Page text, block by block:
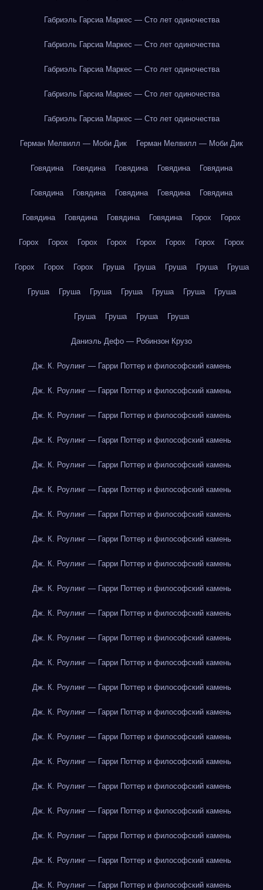
Габриэль Гарсиа Маркес — Сто лет одиночества
Габриэль Гарсиа Маркес — Сто лет одиночества
Габриэль Гарсиа Маркес — Сто лет одиночества
Габриэль Гарсиа Маркес — Сто лет одиночества
Габриэль Гарсиа Маркес — Сто лет одиночества
Герман Мелвилл — Моби Дик Герман Мелвилл — Моби Дик
Говядина Говядина Говядина Говядина Говядина
Говядина Говядина Говядина Говядина Говядина
Говядина Говядина Говядина Говядина Горох Горох
Горох Горох Горох Горох Горох Горох Горох Горох
Горох Горох Горох Груша Груша Груша Груша Груша
Груша Груша Груша Груша Груша Груша Груша
Груша Груша Груша Груша
Даниэль Дефо — Робинзон Крузо
Дж. К. Роулинг — Гарри Поттер и философский камень
Дж. К. Роулинг — Гарри Поттер и философский камень
Дж. К. Роулинг — Гарри Поттер и философский камень
Дж. К. Роулинг — Гарри Поттер и философский камень
Дж. К. Роулинг — Гарри Поттер и философский камень
Дж. К. Роулинг — Гарри Поттер и философский камень
Дж. К. Роулинг — Гарри Поттер и философский камень
Дж. К. Роулинг — Гарри Поттер и философский камень
Дж. К. Роулинг — Гарри Поттер и философский камень
Дж. К. Роулинг — Гарри Поттер и философский камень
Дж. К. Роулинг — Гарри Поттер и философский камень
Дж. К. Роулинг — Гарри Поттер и философский камень
Дж. К. Роулинг — Гарри Поттер и философский камень
Дж. К. Роулинг — Гарри Поттер и философский камень
Дж. К. Роулинг — Гарри Поттер и философский камень
Дж. К. Роулинг — Гарри Поттер и философский камень
Дж. К. Роулинг — Гарри Поттер и философский камень
Дж. К. Роулинг — Гарри Поттер и философский камень
Дж. К. Роулинг — Гарри Поттер и философский камень
Дж. К. Роулинг — Гарри Поттер и философский камень
Дж. К. Роулинг — Гарри Поттер и философский камень
Дж. К. Роулинг — Гарри Поттер и философский камень